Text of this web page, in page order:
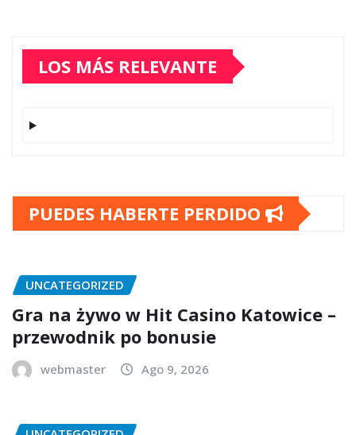
LOS MÁS RELEVANTE
PUEDES HABERTE PERDIDO
UNCATEGORIZED
Gra na żywo w Hit Casino Katowice –
przewodnik po bonusie
webmaster Ago 9, 2026